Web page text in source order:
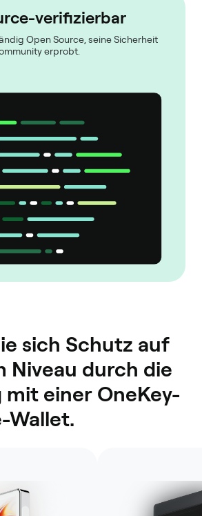
verifizierbar
Open Source, seine Sicherheit
erprobt.
sich Schutz auf
Niveau durch die
mit einer OneKey-
Wallet.